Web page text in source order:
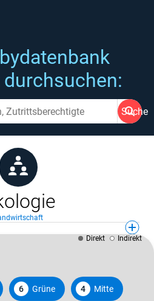
Suche
6 Grüne 4 Mitte
Direkt Indirekt